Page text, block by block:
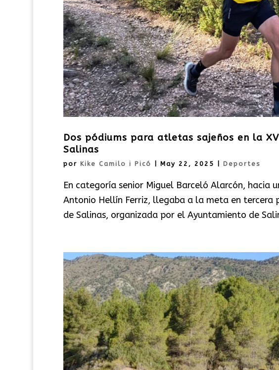
Dos pódiums para atletas sajeños en la
Salinas
por Kike Camilo i Picó May 22, 2025 Deportes
En categoría senior Miguel Barceló Alarcón, hacia
Antonio Hellín Ferriz, llegaba a la meta en tercera
de Salinas, organizada por el Ayuntamiento de